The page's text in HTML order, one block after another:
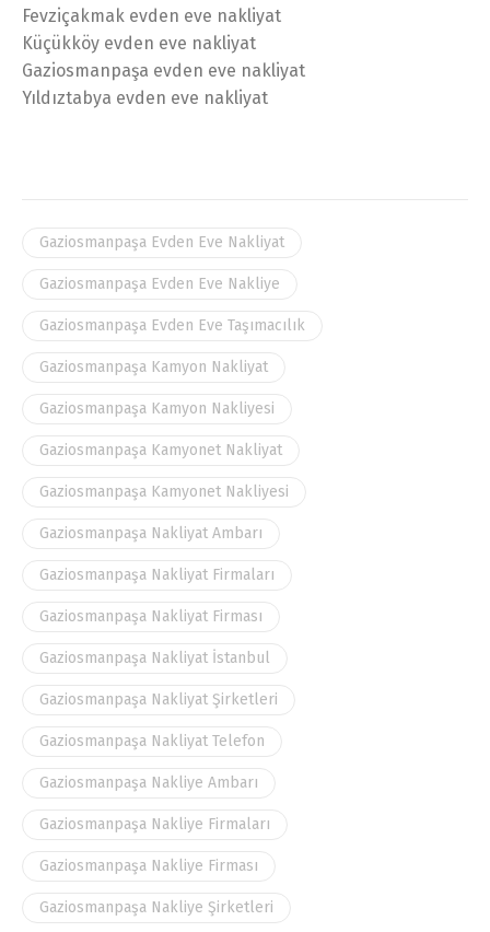
Fevziçakmak evden eve nakliyat
Küçükköy evden eve nakliyat
Gaziosmanpaşa evden eve nakliyat
Yıldıztabya evden eve nakliyat
Gaziosmanpaşa Evden Eve Nakliyat
Gaziosmanpaşa Evden Eve Nakliye
Gaziosmanpaşa Evden Eve Taşımacılık
Gaziosmanpaşa Kamyon Nakliyat
Gaziosmanpaşa Kamyon Nakliyesi
Gaziosmanpaşa Kamyonet Nakliyat
Gaziosmanpaşa Kamyonet Nakliyesi
Gaziosmanpaşa Nakliyat Ambarı
Gaziosmanpaşa Nakliyat Firmaları
Gaziosmanpaşa Nakliyat Firması
Gaziosmanpaşa Nakliyat İstanbul
Gaziosmanpaşa Nakliyat Şirketleri
Gaziosmanpaşa Nakliyat Telefon
Gaziosmanpaşa Nakliye Ambarı
Gaziosmanpaşa Nakliye Firmaları
Gaziosmanpaşa Nakliye Firması
Gaziosmanpaşa Nakliye Şirketleri